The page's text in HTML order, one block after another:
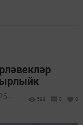
-
599 0 0